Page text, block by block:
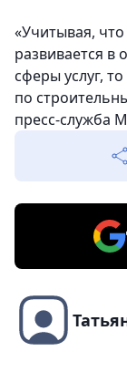
«Учитывая,
развивается в
сферы услуг,
по
пресс-служба